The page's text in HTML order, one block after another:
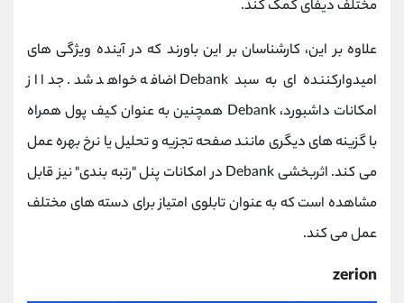
مختلف دیفای کمک کند.
علاوه بر این، کارشناسان بر این باورند که در آینده ویژگی های
امیدوارکننده ای به سبد Debank اضافه خواهد شد. جدا از
امکانات داشبورد، Debank همچنین به عنوان کیف پول همراه
با گزینه های دیگری مانند صفحه تجزیه و تحلیل یا نرخ بهره عمل
می کند. اثربخشی Debank در امکانات پنل "رتبه بندی" نیز قابل
مشاهده است که به عنوان تابلوی امتیاز برای دسته های مختلف
عمل می کند.
zerion